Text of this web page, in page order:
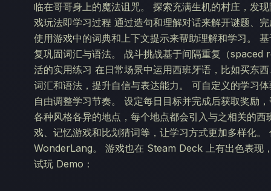
临在哥哥身上的魔法诅咒。 探索充满生机的村庄，发
戏玩法即学习过程 通过造句和理解对话来解开谜题、
使用游戏中的词典和上下文提示来帮助理解和学习。
复巩固词汇与语法。 战斗挑战基于间隔重复（
活的实用练习 在日常场景中运用西班牙语，比如买东
词汇和语法，提升自信与表达能力。 可自定义的学习
自由调整学习节奏。 设定每日目标并完成后获取奖励
各种风格各异的地点，每个地点都会引入与之相关的
戏、记忆游戏和比划猜词等，让学习方式更加多样化
WonderLang。 游戏也在 Steam Deck 上有出色表现
试玩 Demo：